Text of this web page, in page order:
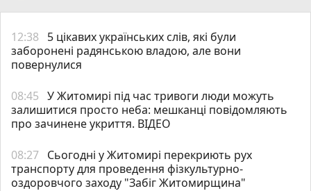
12:38
5 цікавих українських слів, які були
заборонені радянською владою, але вони
повернулися
08:45 У Житомирі під час тривоги люди можуть
залишитися просто неба: мешканці повідомляють
про зачинене укриття. ВІДЕО
08:27 Сьогодні у Житомирі перекриють рух
транспорту для проведення фізкультурно-
оздоровчого заходу "Забіг Житомирщина"